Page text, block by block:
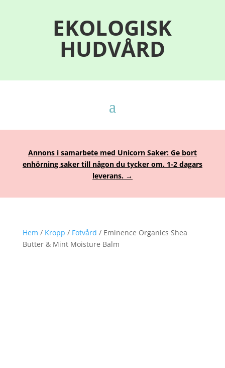
EKOLOGISK
HUDVÅRD
Annons i samarbete med Unicorn Saker: Ge bort
enhörning saker till någon du tycker om. 1-2 dagars
leverans. →
Hem / Kropp / Fotvård / Eminence Organics Shea
Butter & Mint Moisture Balm